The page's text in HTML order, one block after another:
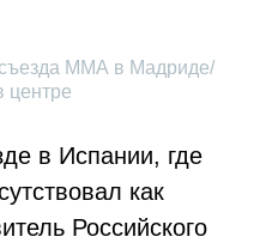
съезда ММА в Мадриде/
центре
в Испании, где
как
Российского